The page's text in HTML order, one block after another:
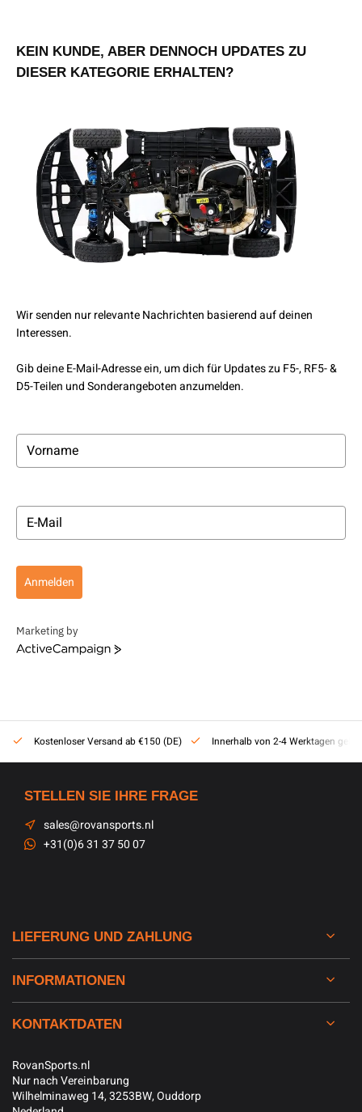
KEIN KUNDE, ABER DENNOCH UPDATES ZU
DIESER KATEGORIE ERHALTEN?
Wir senden nur relevante Nachrichten basierend auf deinen
Interessen.
Gib deine E-Mail-Adresse ein, um dich für Updates zu F5-, RF5- &
D5-Teilen und Sonderangeboten anzumelden.
Anmelden
Marketing by
ActiveCampaign
Kostenloser Versand ab €150 (DE) Innerhalb von 2-4 Werktagen
STELLEN SIE IHRE FRAGE
sales@rovansports.nl
+31(0)6 31 37 50 07
LIEFERUNG UND ZAHLUNG
INFORMATIONEN
KONTAKTDATEN
RovanSports.nl
Nur nach Vereinbarung
Wilhelminaweg 14, 3253BW, Ouddorp